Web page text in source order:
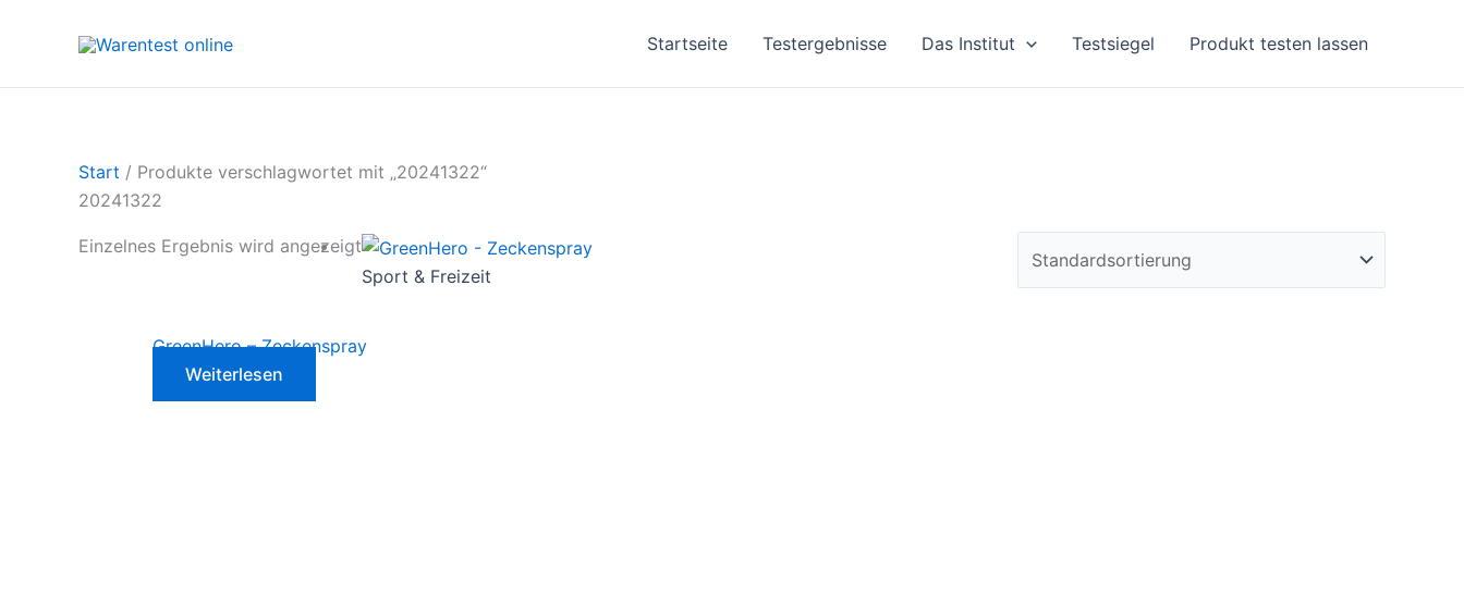
Startseite Testergebnisse Das Institut Testsiegel Produkt testen lassen
Start / Produkte verschlagwortet mit „20241322“
20241322
Einzelnes Ergebnis wird angezeigt
Sport & Freizeit
GreenHero – Zeckenspray
Weiterlesen